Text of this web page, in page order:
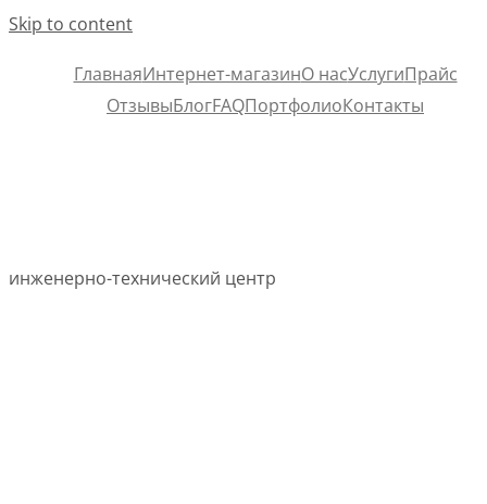
Skip to content
ГлавнаяИнтернет-магазинО насУслугиПрайс
ОтзывыБлогFAQПортфолиоКонтакты
инженерно-технический центр